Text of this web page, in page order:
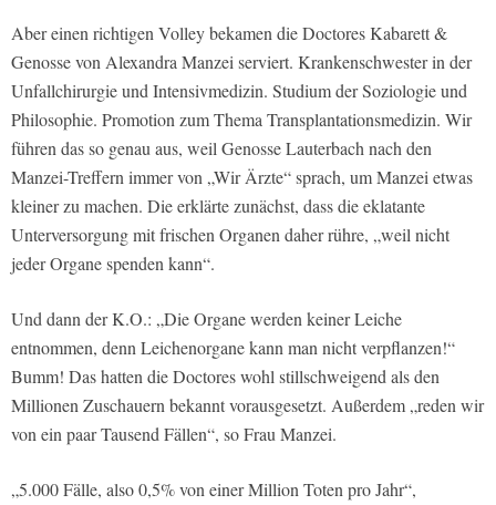
Aber einen richtigen Volley bekamen die Doctores Kabarett &
Genosse von Alexandra Manzei serviert. Krankenschwester in der
Unfallchirurgie und Intensivmedizin. Studium der Soziologie und
Philosophie. Promotion zum Thema Transplantationsmedizin. Wir
führen das so genau aus, weil Genosse Lauterbach nach den
Manzei-Treffern immer von „Wir Ärzte“ sprach, um Manzei etwas
kleiner zu machen. Die erklärte zunächst, dass die eklatante
Unterversorgung mit frischen Organen daher rühre, „weil nicht
jeder Organe spenden kann“.
Und dann der K.O.: „Die Organe werden keiner Leiche
entnommen, denn Leichenorgane kann man nicht verpflanzen!“
Bumm! Das hatten die Doctores wohl stillschweigend als den
Millionen Zuschauern bekannt vorausgesetzt. Außerdem „reden wir
von ein paar Tausend Fällen“, so Frau Manzei.
„5.000 Fälle, also 0,5% von einer Million Toten pro Jahr“,